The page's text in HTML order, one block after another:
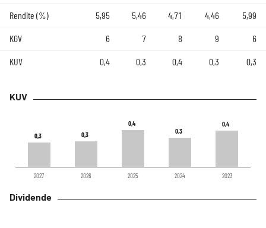
Rendite (%) 5,95 5,46 4,71 4,46 5,99
KGV 6 7 8 9 6
KUV 0,4 0,3 0,4 0,3 0,3
KUV
0,3
0,3 0,3
0,3
0,4
0,4
0,3
0,3
0,4
0,4
2027 2026 2025 2024 2023
Dividende